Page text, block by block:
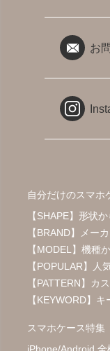
お
自分だけのスマ
【SHAPE】形状
【BRAND】メー
【MODEL】機種
【POPULAR】人
【PATTERN】カ
【KEYWORD】
スマホケース特集